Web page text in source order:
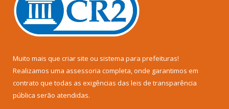
Muito mais que criar site ou sistema para prefeituras!
Realizamos uma assessoria completa, onde garantimos em
contrato que todas as exigências das leis de transparência
pública serão atendidas.